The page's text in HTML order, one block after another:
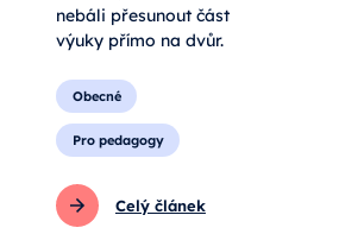
nebáli přesunout část
výuky přímo na dvůr.
Obecné
Pro pedagogy
Celý článek